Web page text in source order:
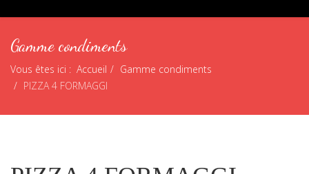
Gamme condiments
Vous êtes ici : Accueil
Gamme condiments
PIZZA 4 FORMAGGI